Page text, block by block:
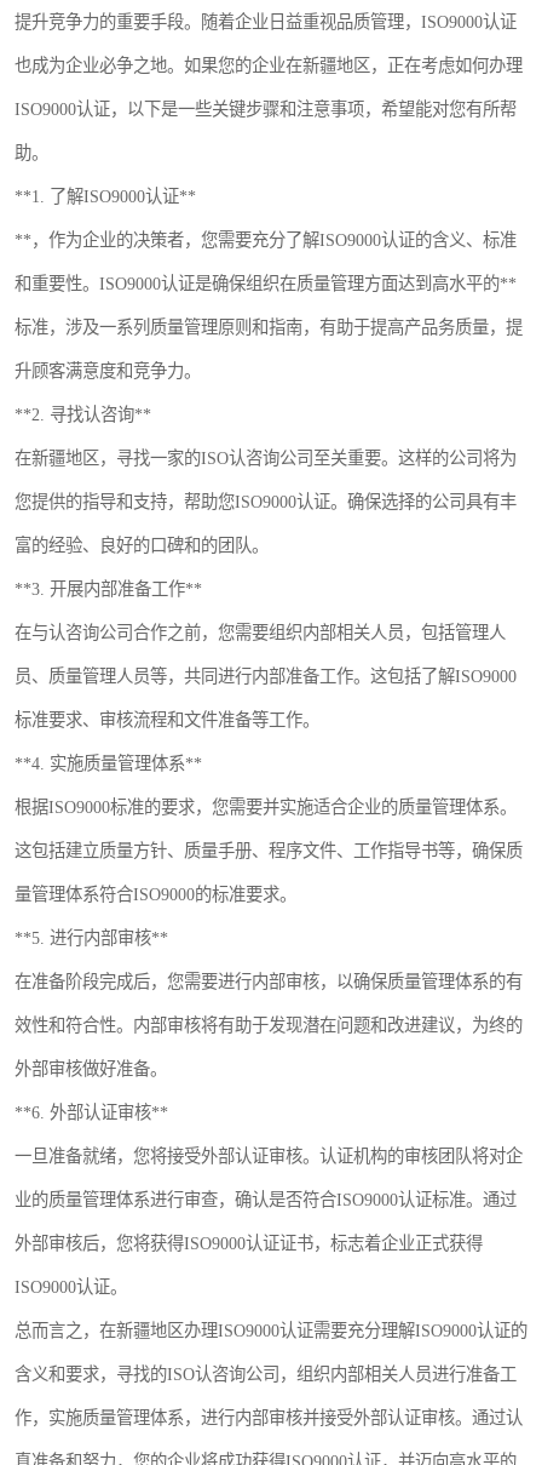
提升竞争力的重要手段。随着企业日益重视品质管理，ISO9000认证
也成为企业必争之地。如果您的企业在新疆地区，正在考虑如何办理
ISO9000认证，以下是一些关键步骤和注意事项，希望能对您有所帮
助。
**1. 了解ISO9000认证**
**，作为企业的决策者，您需要充分了解ISO9000认证的含义、标准
和重要性。ISO9000认证是确保组织在质量管理方面达到高水平的**
标准，涉及一系列质量管理原则和指南，有助于提高产品务质量，提
升顾客满意度和竞争力。
**2. 寻找认咨询**
在新疆地区，寻找一家的ISO认咨询公司至关重要。这样的公司将为
您提供的指导和支持，帮助您ISO9000认证。确保选择的公司具有丰
富的经验、良好的口碑和的团队。
**3. 开展内部准备工作**
在与认咨询公司合作之前，您需要组织内部相关人员，包括管理人
员、质量管理人员等，共同进行内部准备工作。这包括了解ISO9000
标准要求、审核流程和文件准备等工作。
**4. 实施质量管理体系**
根据ISO9000标准的要求，您需要并实施适合企业的质量管理体系。
这包括建立质量方针、质量手册、程序文件、工作指导书等，确保质
量管理体系符合ISO9000的标准要求。
**5. 进行内部审核**
在准备阶段完成后，您需要进行内部审核，以确保质量管理体系的有
效性和符合性。内部审核将有助于发现潜在问题和改进建议，为终的
外部审核做好准备。
**6. 外部认证审核**
一旦准备就绪，您将接受外部认证审核。认证机构的审核团队将对企
业的质量管理体系进行审查，确认是否符合ISO9000认证标准。通过
外部审核后，您将获得ISO9000认证证书，标志着企业正式获得
ISO9000认证。
总而言之，在新疆地区办理ISO9000认证需要充分理解ISO9000认证的
含义和要求，寻找的ISO认咨询公司，组织内部相关人员进行准备工
作，实施质量管理体系，进行内部审核并接受外部认证审核。通过认